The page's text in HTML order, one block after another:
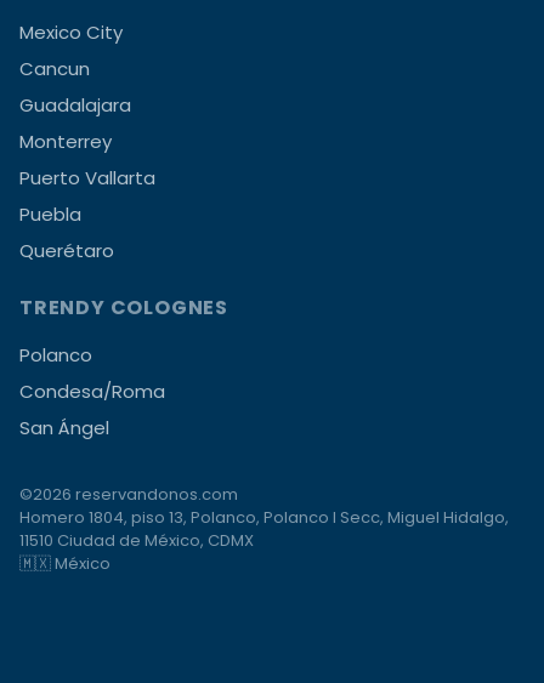
Mexico City
Cancun
Guadalajara
Monterrey
Puerto Vallarta
Puebla
Querétaro
TRENDY COLOGNES
Polanco
Condesa/Roma
San Ángel
©2026 reservandonos.com
Homero 1804, piso 13, Polanco, Polanco I Secc, Miguel Hidalgo,
11510 Ciudad de México, CDMX
🇲🇽 México